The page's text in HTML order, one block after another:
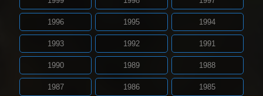
1996 1995 1994
1993 1992 1991
1990 1989 1988
1987 1986 1985